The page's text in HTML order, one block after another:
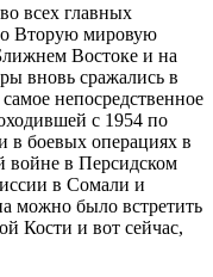
всех главных
Вторую мировую
Востоке и на
вновь сражались в
непосредственное
с 1954 по
в боевых операциях в
войне в Персидском
в Сомали и
можно было встретить
Кости и вот сейчас,